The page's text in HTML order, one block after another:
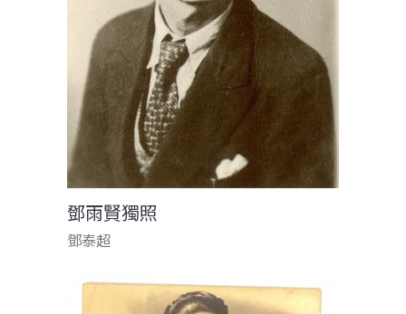
鄧雨賢獨照
鄧泰超